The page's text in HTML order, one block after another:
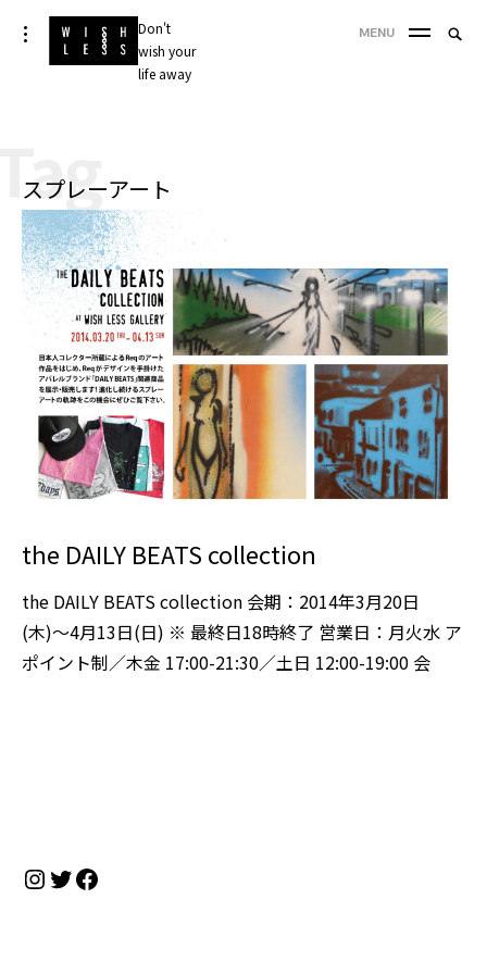
Skip
to
Don't
wish your
life away
toggle
open/close
sidebar
MENU
スプレーアート
the DAILY BEATS collection
the DAILY BEATS collection 会期：2014年3月20日
(木)〜4月13日(日) ※ 最終日18時終了 営業日：月火水 ア
ポイント制／木金 17:00-21:30／土日 12:00-19:00 会
Instagram
Twitter
Facebook